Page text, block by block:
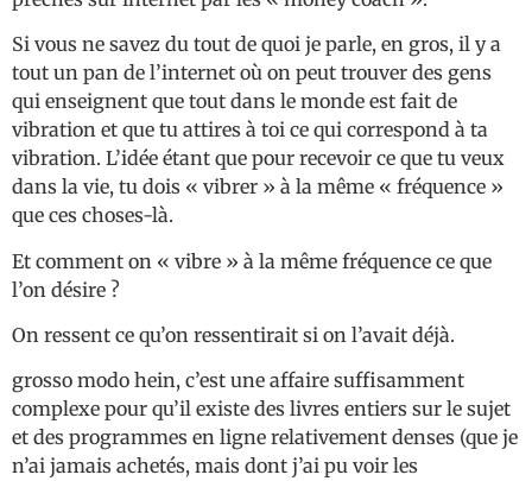
Si vous ne savez du tout de quoi je parle, en gros, il y a
tout un pan de l’internet où on peut trouver des gens
qui enseignent que tout dans le monde est fait de
vibration et que tu attires à toi ce qui correspond à ta
vibration. L’idée étant que pour recevoir ce que tu veux
dans la vie, tu dois « vibrer » à la même « fréquence »
que ces choses-là.
Et comment on « vibre » à la même fréquence ce que
l’on désire ?
On ressent ce qu’on ressentirait si on l’avait déjà.
grosso modo hein, c’est une affaire suffisamment
complexe pour qu’il existe des livres entiers sur le sujet
et des programmes en ligne relativement denses (que je
n’ai jamais achetés, mais dont j’ai pu voir les